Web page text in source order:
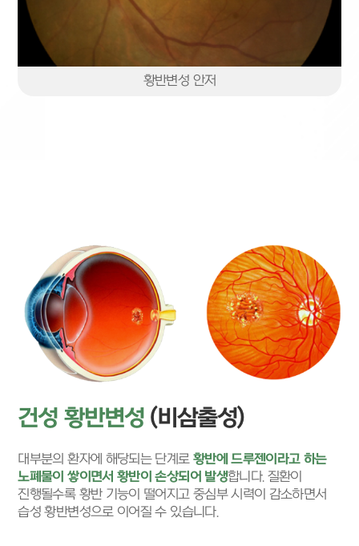
황반변성 안저
건성 황반변성(비삼출성)
대부분의 환자에 해당되는 단계로 황반에 드루젠이라고 하는
노폐물이 쌓이면서 황반이 손상되어 발생합니다. 질환이
진행될수록 황반 기능이 떨어지고 중심부 시력이 감소하면서
습성 황반변성으로 이어질 수 있습니다.